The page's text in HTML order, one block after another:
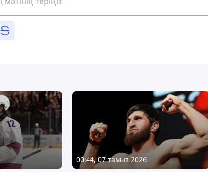
00:44, 07 тамыз 2026